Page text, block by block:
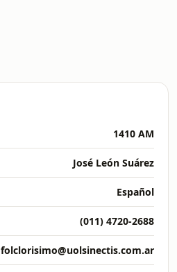
1410 AM
José León Suárez
Español
(011) 4720-2688
folclorisimo@uolsinectis.com.ar